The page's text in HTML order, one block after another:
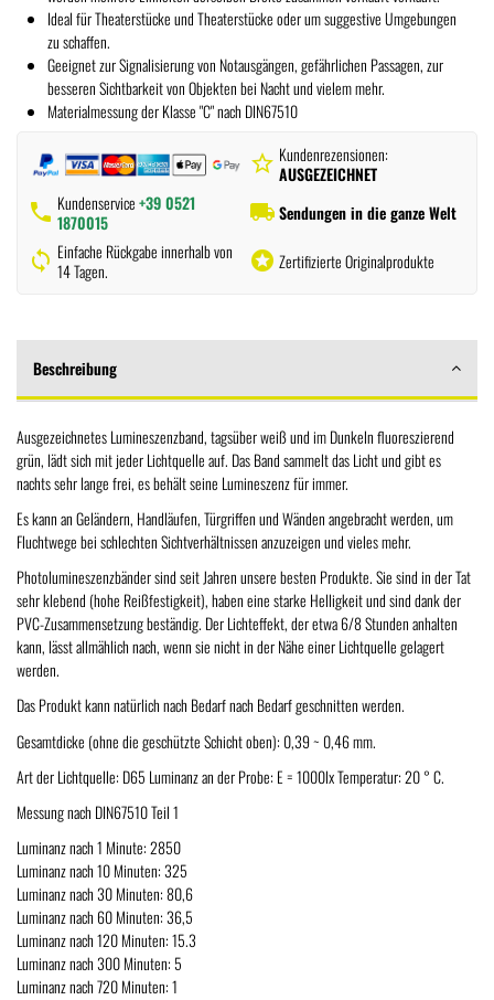
Ideal für Theaterstücke und Theaterstücke oder um suggestive Umgebungen
zu schaffen.
Geeignet zur Signalisierung von Notausgängen, gefährlichen Passagen, zur
besseren Sichtbarkeit von Objekten bei Nacht und vielem mehr.
Materialmessung der Klasse "C" nach DIN67510
star_border Kundenrezensionen:
AUSGEZEICHNET
phone Kundenservice+39 0521
1870015
local_shippingSendungen in die ganze Welt
sync Einfache Rückgabe innerhalb von
14 Tagen.
stars Zertifizierte Originalprodukte
Beschreibung
Ausgezeichnetes Lumineszenzband, tagsüber weiß und im Dunkeln fluoreszierend
grün, lädt sich mit jeder Lichtquelle auf. Das Band sammelt das Licht und gibt es
nachts sehr lange frei, es behält seine Lumineszenz für immer.
Es kann an Geländern, Handläufen, Türgriffen und Wänden angebracht werden, um
Fluchtwege bei schlechten Sichtverhältnissen anzuzeigen und vieles mehr.
Photolumineszenzbänder sind seit Jahren unsere besten Produkte. Sie sind in der Tat
sehr klebend (hohe Reißfestigkeit), haben eine starke Helligkeit und sind dank der
PVC-Zusammensetzung beständig. Der Lichteffekt, der etwa 6/8 Stunden anhalten
kann, lässt allmählich nach, wenn sie nicht in der Nähe einer Lichtquelle gelagert
werden.
Das Produkt kann natürlich nach Bedarf nach Bedarf geschnitten werden.
Gesamtdicke (ohne die geschützte Schicht oben): 0,39 ~ 0,46 mm.
Art der Lichtquelle: D65 Luminanz an der Probe: E = 1000lx Temperatur: 20 ° C.
Messung nach DIN67510 Teil 1
Luminanz nach 1 Minute: 2850
Luminanz nach 10 Minuten: 325
Luminanz nach 30 Minuten: 80,6
Luminanz nach 60 Minuten: 36,5
Luminanz nach 120 Minuten: 15.3
Luminanz nach 300 Minuten: 5
Luminanz nach 720 Minuten: 1